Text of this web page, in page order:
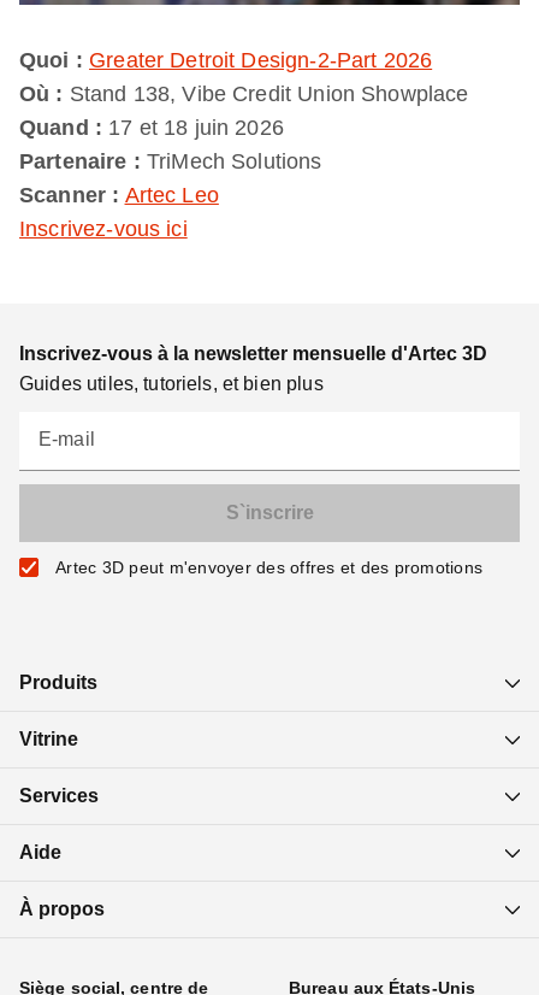
Quoi : Greater Detroit Design-2-Part 2026
Où : Stand 138, Vibe Credit Union Showplace
Quand : 17 et 18 juin 2026
Partenaire : TriMech Solutions
Scanner : Artec Leo
Inscrivez-vous ici
Inscrivez-vous à la newsletter mensuelle d'Artec 3D
Guides utiles, tutoriels, et bien plus
E-mail
Artec 3D peut m'envoyer des offres et des promotions
Produits
Vitrine
Services
Aide
À propos
Siège social, centre de
Bureau aux États-Unis